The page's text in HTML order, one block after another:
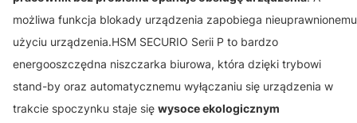
możliwa funkcja blokady urządzenia zapobiega nieuprawnionemu
użyciu urządzenia.HSM SECURIO Serii P to bardzo
energooszczędna niszczarka biurowa, która dzięki trybowi
stand-by oraz automatycznemu wyłączaniu się urządzenia w
trakcie spoczynku staje się wysoce ekologicznym